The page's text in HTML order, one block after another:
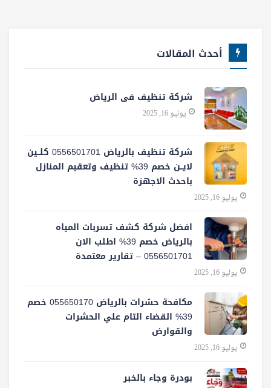
أحدث المقالات
شركة تنظيف فى الرياض
يوليو 16, 2025
شركة تنظيف بالرياض 0556501701 كلــين
لايــن خصم 39% تنظيف وتعقيم المنازل
باحدث الاجهزة
يوليو 16, 2025
افضل شركة كشف تسربات المياه
بالرياض خصم 39% اطلب الان
0556501701‬‏ – تقارير معتمدة
يوليو 16, 2025
مكافحة حشرات بالرياض 055650170 خصم
39% القضاء التام علي الحشرات
والقوارض
يوليو 16, 2025
بودرة وجاء بالخبر